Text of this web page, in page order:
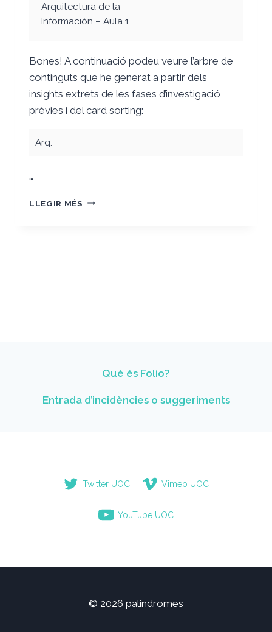
Arquitectura de la
Información – Aula 1
Bones! A continuació podeu veure l’arbre de
continguts que he generat a partir dels
insights extrets de les fases d’investigació
prèvies i del card sorting:
Arq.
…
LLEGIR MÉS ARBRE
Què és Folio?
Entrada d’incidències o suggeriments
Twitter UOC Vimeo UOC
YouTube UOC
© 2026 palindromes